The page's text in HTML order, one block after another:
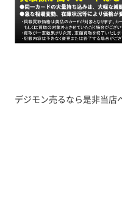
デジモン売るなら是非当店